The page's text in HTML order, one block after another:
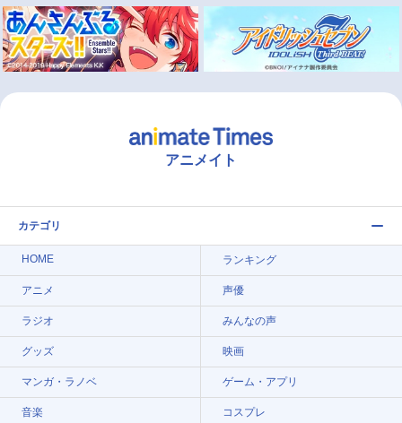
アニメイト
カテゴリ
HOME ランキング
アニメ 声優
ラジオ みんなの声
グッズ 映画
マンガ・ラノベ ゲーム・アプリ
音楽 コスプレ